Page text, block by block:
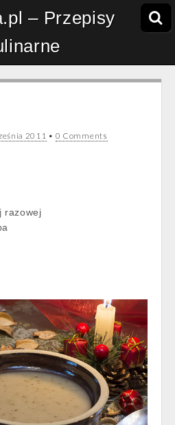
– Przepisy
2011 • 0 Comments
razowej